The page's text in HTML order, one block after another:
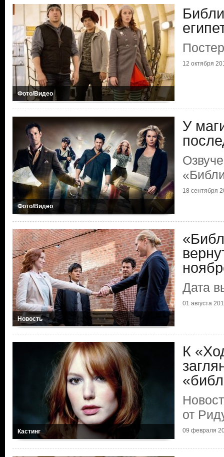
Фото/Видео
12 октября
Фото/Видео
У
18 сентября
Новость
Дата
01 августа
Кастинг
К
от
09 февраля